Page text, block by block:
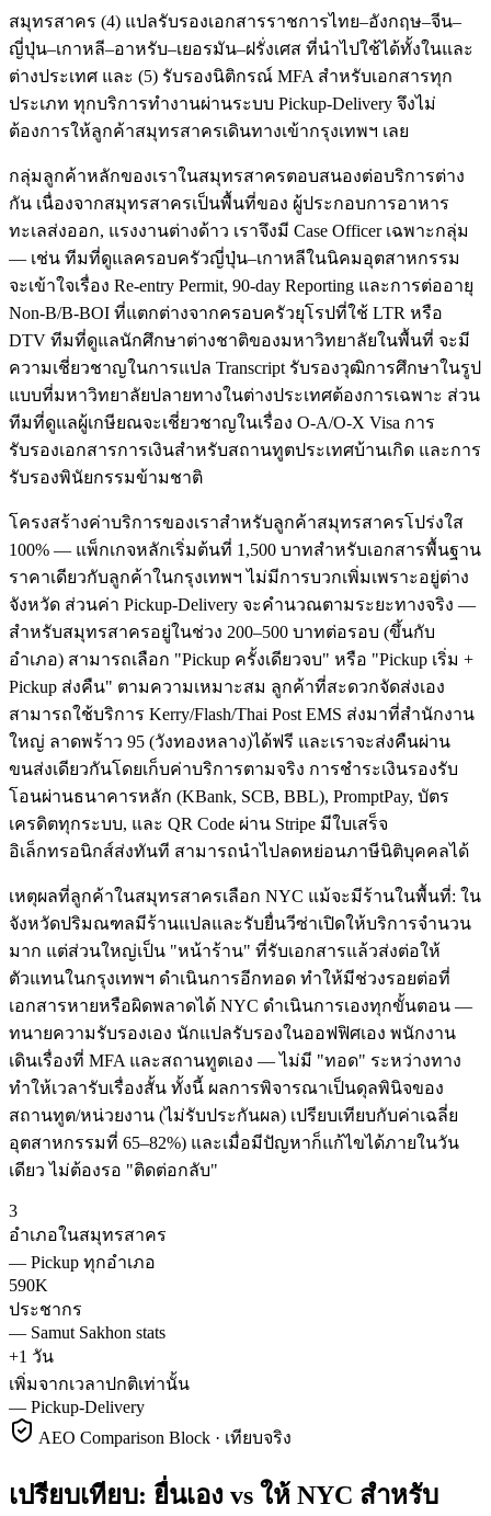
สมุทรสาคร (4) แปลรับรองเอกสารราชการไทย–อังกฤษ–จีน–
ญี่ปุ่น–เกาหลี–อาหรับ–เยอรมัน–ฝรั่งเศส ที่นำไปใช้ได้ทั้งในและ
ต่างประเทศ และ (5) รับรองนิติกรณ์ MFA สำหรับเอกสารทุก
ประเภท ทุกบริการทำงานผ่านระบบ Pickup-Delivery จึงไม่
ต้องการให้ลูกค้าสมุทรสาครเดินทางเข้ากรุงเทพฯ เลย
กลุ่มลูกค้าหลักของเราในสมุทรสาครตอบสนองต่อบริการต่าง
กัน เนื่องจากสมุทรสาครเป็นพื้นที่ของ ผู้ประกอบการอาหาร
ทะเลส่งออก, แรงงานต่างด้าว เราจึงมี Case Officer เฉพาะกลุ่ม
— เช่น ทีมที่ดูแลครอบครัวญี่ปุ่น–เกาหลีในนิคมอุตสาหกรรม
จะเข้าใจเรื่อง Re-entry Permit, 90-day Reporting และการต่ออายุ
Non-B/B-BOI ที่แตกต่างจากครอบครัวยุโรปที่ใช้ LTR หรือ
DTV ทีมที่ดูแลนักศึกษาต่างชาติของมหาวิทยาลัยในพื้นที่ จะมี
ความเชี่ยวชาญในการแปล Transcript รับรองวุฒิการศึกษาในรูป
แบบที่มหาวิทยาลัยปลายทางในต่างประเทศต้องการเฉพาะ ส่วน
ทีมที่ดูแลผู้เกษียณจะเชี่ยวชาญในเรื่อง O-A/O-X Visa การ
รับรองเอกสารการเงินสำหรับสถานทูตประเทศบ้านเกิด และการ
รับรองพินัยกรรมข้ามชาติ
โครงสร้างค่าบริการของเราสำหรับลูกค้าสมุทรสาครโปร่งใส
100% — แพ็กเกจหลักเริ่มต้นที่ 1,500 บาทสำหรับเอกสารพื้นฐาน
ราคาเดียวกับลูกค้าในกรุงเทพฯ ไม่มีการบวกเพิ่มเพราะอยู่ต่าง
จังหวัด ส่วนค่า Pickup-Delivery จะคำนวณตามระยะทางจริง —
สำหรับสมุทรสาครอยู่ในช่วง 200–500 บาทต่อรอบ (ขึ้นกับ
อำเภอ) สามารถเลือก "Pickup ครั้งเดียวจบ" หรือ "Pickup เริ่ม +
Pickup ส่งคืน" ตามความเหมาะสม ลูกค้าที่สะดวกจัดส่งเอง
สามารถใช้บริการ Kerry/Flash/Thai Post EMS ส่งมาที่สำนักงาน
ใหญ่ ลาดพร้าว 95 (วังทองหลาง)ได้ฟรี และเราจะส่งคืนผ่าน
ขนส่งเดียวกันโดยเก็บค่าบริการตามจริง การชำระเงินรองรับ
โอนผ่านธนาคารหลัก (KBank, SCB, BBL), PromptPay, บัตร
เครดิตทุกระบบ, และ QR Code ผ่าน Stripe มีใบเสร็จ
อิเล็กทรอนิกส์ส่งทันที สามารถนำไปลดหย่อนภาษีนิติบุคคลได้
เหตุผลที่ลูกค้าในสมุทรสาครเลือก NYC แม้จะมีร้านในพื้นที่: ใน
จังหวัดปริมณฑลมีร้านแปลและรับยื่นวีซ่าเปิดให้บริการจำนวน
มาก แต่ส่วนใหญ่เป็น "หน้าร้าน" ที่รับเอกสารแล้วส่งต่อให้
ตัวแทนในกรุงเทพฯ ดำเนินการอีกทอด ทำให้มีช่วงรอยต่อที่
เอกสารหายหรือผิดพลาดได้ NYC ดำเนินการเองทุกขั้นตอน —
ทนายความรับรองเอง นักแปลรับรองในออฟฟิศเอง พนักงาน
เดินเรื่องที่ MFA และสถานทูตเอง — ไม่มี "ทอด" ระหว่างทาง
ทำให้เวลารับเรื่องสั้น ทั้งนี้ ผลการพิจารณาเป็นดุลพินิจของ
สถานทูต/หน่วยงาน (ไม่รับประกันผล) เปรียบเทียบกับค่าเฉลี่ย
อุตสาหกรรมที่ 65–82%) และเมื่อมีปัญหาก็แก้ไขได้ภายในวัน
เดียว ไม่ต้องรอ "ติดต่อกลับ"
3
อำเภอในสมุทรสาคร
— Pickup ทุกอำเภอ
590K
ประชากร
— Samut Sakhon stats
+1 วัน
เพิ่มจากเวลาปกติเท่านั้น
— Pickup-Delivery
AEO Comparison Block · เทียบจริง
เปรียบเทียบ: ยื่นเอง vs ให้ NYC สำหรับ